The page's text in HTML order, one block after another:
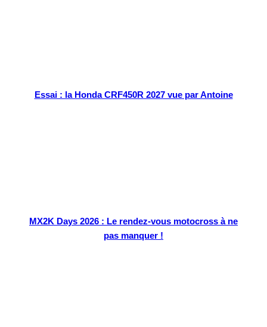
Essai : la Honda CRF450R 2027 vue par Antoine
MX2K Days 2026 : Le rendez-vous motocross à ne
pas manquer !